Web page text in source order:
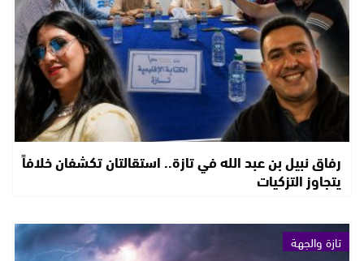
رفاق نبيل بن عبد الله في تازة.. استقالتان تكشفان خلافاً
يتجاوز التزكيات
تازة والجهة